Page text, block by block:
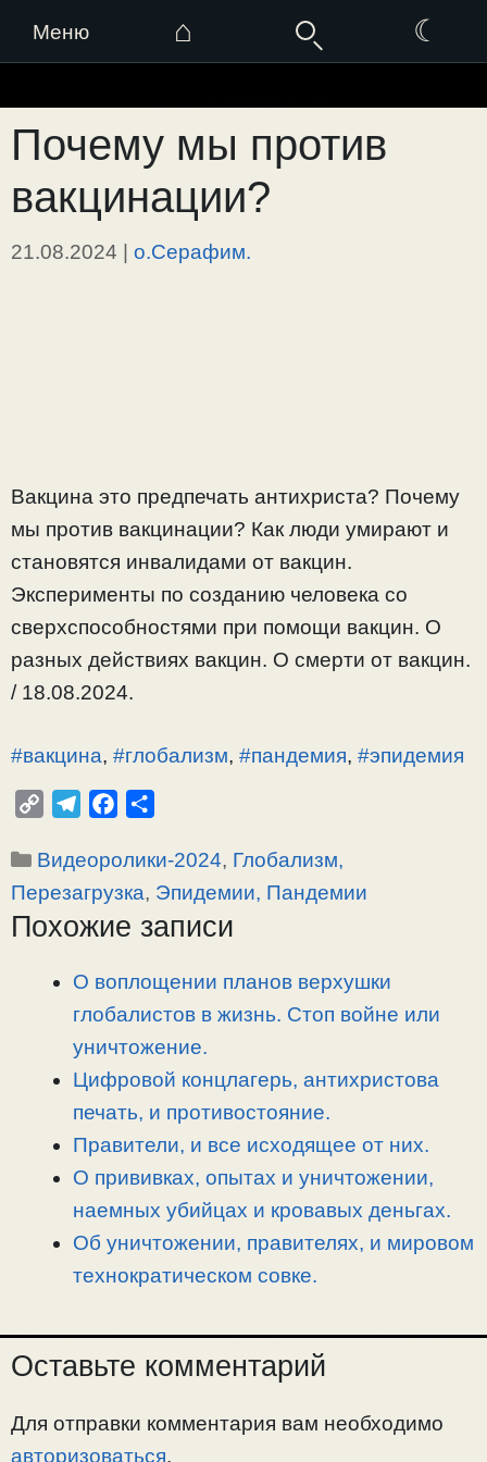
Меню ⌂ ☾
к
содержимому
Почему мы против
вакцинации?
21.08.2024 | о.Серафим.
Вакцина это предпечать антихриста? Почему
мы против вакцинации? Как люди умирают и
становятся инвалидами от вакцин.
Эксперименты по созданию человека со
сверхспособностями при помощи вакцин. О
разных действиях вакцин. О смерти от вакцин.
/ 18.08.2024.
#вакцина, #глобализм, #пандемия, #эпидемия
p
y
L
l
e
g
a
c
e
b
п
р
а
Рубрики
Видеоролики-2024, Глобализм,
Перезагрузка, Эпидемии, Пандемии
Похожие записи
О воплощении планов верхушки
глобалистов в жизнь. Стоп войне или
уничтожение.
Цифровой концлагерь, антихристова
печать, и противостояние.
Правители, и все исходящее от них.
О прививках, опытах и уничтожении,
наемных убийцах и кровавых деньгах.
Об уничтожении, правителях, и мировом
технократическом совке.
Оставьте комментарий
Для отправки комментария вам необходимо
авторизоваться.